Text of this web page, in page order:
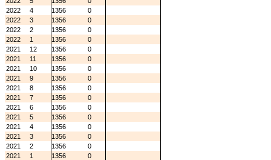
2022
4 1356
0
2022
3 1356
0
2022
2 1356
0
2022
1 1356
0
2021
12 1356
0
2021
11 1356
0
2021
10 1356
0
2021
9 1356
0
2021
8 1356
0
2021
7 1356
0
2021
6 1356
0
2021
5 1356
0
2021
4 1356
0
2021
3 1356
0
2021
2 1356
0
2021
1 1356
0